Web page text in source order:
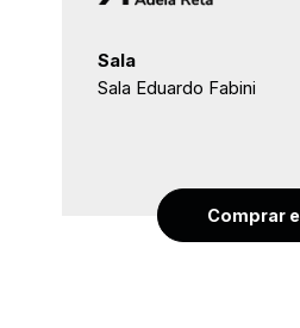
Sala
Sala Eduardo Fabini
Comprar